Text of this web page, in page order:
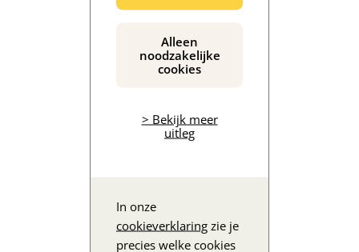
Alleen
noodzakelijke
cookies
> Bekijk meer
uitleg
In onze
cookieverklaring zie je
precies welke cookies